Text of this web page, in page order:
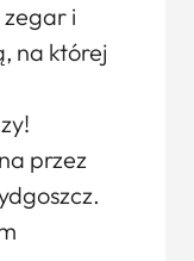
zegar i
na której
przez